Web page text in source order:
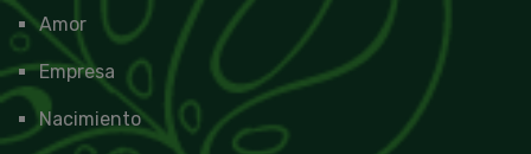
Amor
Empresa
Nacimiento